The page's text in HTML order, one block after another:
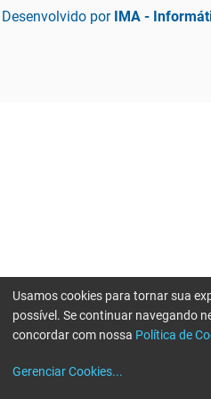
Desenvolvido por IMA -
Usamos cookies para tornar sua
possível. Se continuar navegando
concordar com nossa Política de
Gerenciar Cookies...
Erro ao enviar informações, por